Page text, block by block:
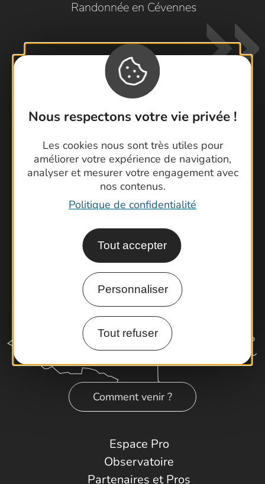
Nous respectons votre vie privée !
Les cookies nous sont très utiles pour
améliorer votre expérience de navigation,
analyser et mesurer votre engagement avec
nos contenus.
Politique de confidentialité
Tout accepter
Personnaliser
Tout refuser
Randonnée en Cévennes
Foire aux questions
Brochures
Cartoguides et Topoguides
Latitude Gard
Comment venir ?
Espace Pro
Observatoire
Partenaires et Pros